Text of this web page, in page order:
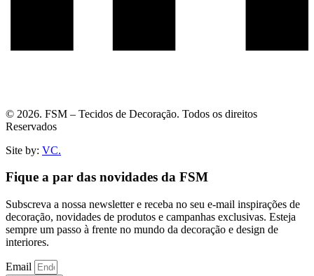
© 2026. FSM – Tecidos de Decoração. Todos os direitos
Reservados
Site by: VC.
Fique a par das novidades da FSM
Subscreva a nossa newsletter e receba no seu e-mail inspirações de
decoração, novidades de produtos e campanhas exclusivas. Esteja
sempre um passo à frente no mundo da decoração e design de
interiores.
Email